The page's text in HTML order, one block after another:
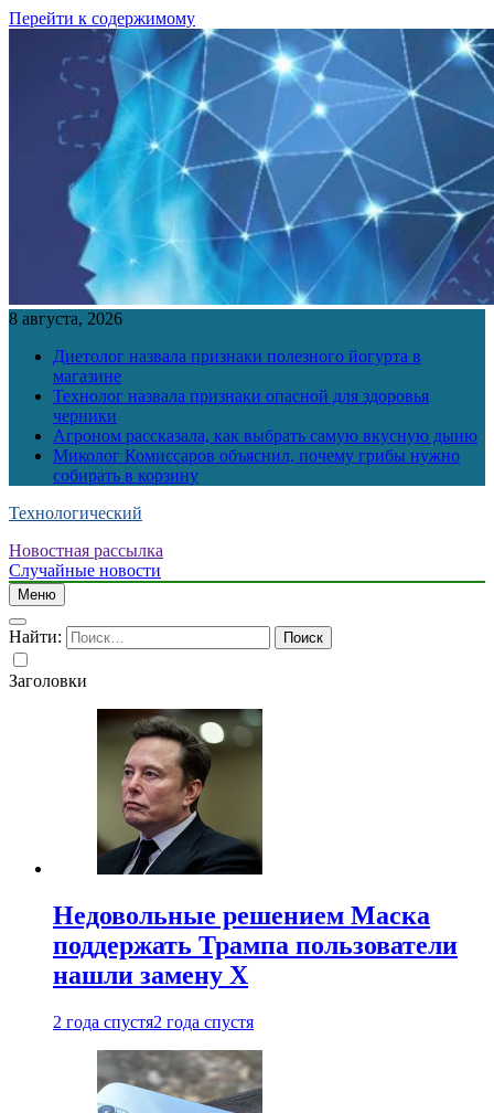
Перейти к содержимому
8 августа, 2026
Диетолог назвала признаки полезного йогурта в
магазине
Технолог назвала признаки опасной для здоровья
черники
Агроном рассказала, как выбрать самую вкусную дыню
Миколог Комиссаров объяснил, почему грибы нужно
собирать в корзину
Технологический
Новостная рассылка
Случайные новости
Меню
Найти:
Заголовки
Недовольные решением Маска
поддержать Трампа пользователи
нашли замену X
2 года спустя2 года спустя